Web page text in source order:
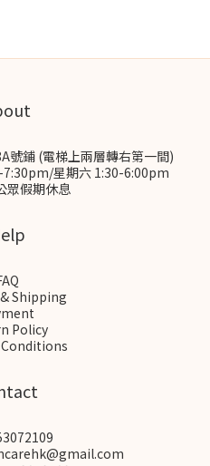
號鋪 (電梯上兩層轉右第一間)
星期六 1:30-6:00pm
眾假期休息
Shipping
Policy